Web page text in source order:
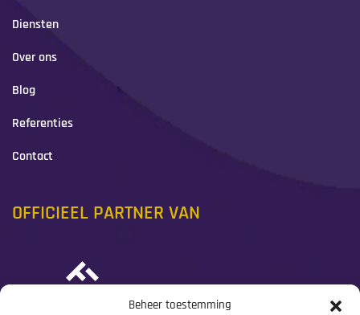
Beheer toestemming
Diensten
Over ons
Blog
Referenties
Contact
OFFICIEEL PARTNER VAN